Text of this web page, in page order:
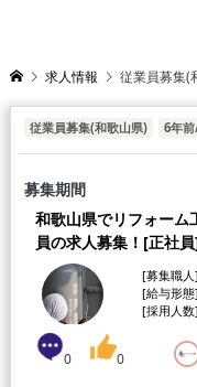
求人情報 従業員募集(
従業員募集(和歌山県) 6年
募集期間
和歌山県でリフォーム
員の求人募集！[正社
[募集職人]
[給与形態]
[採用人数]
0 0